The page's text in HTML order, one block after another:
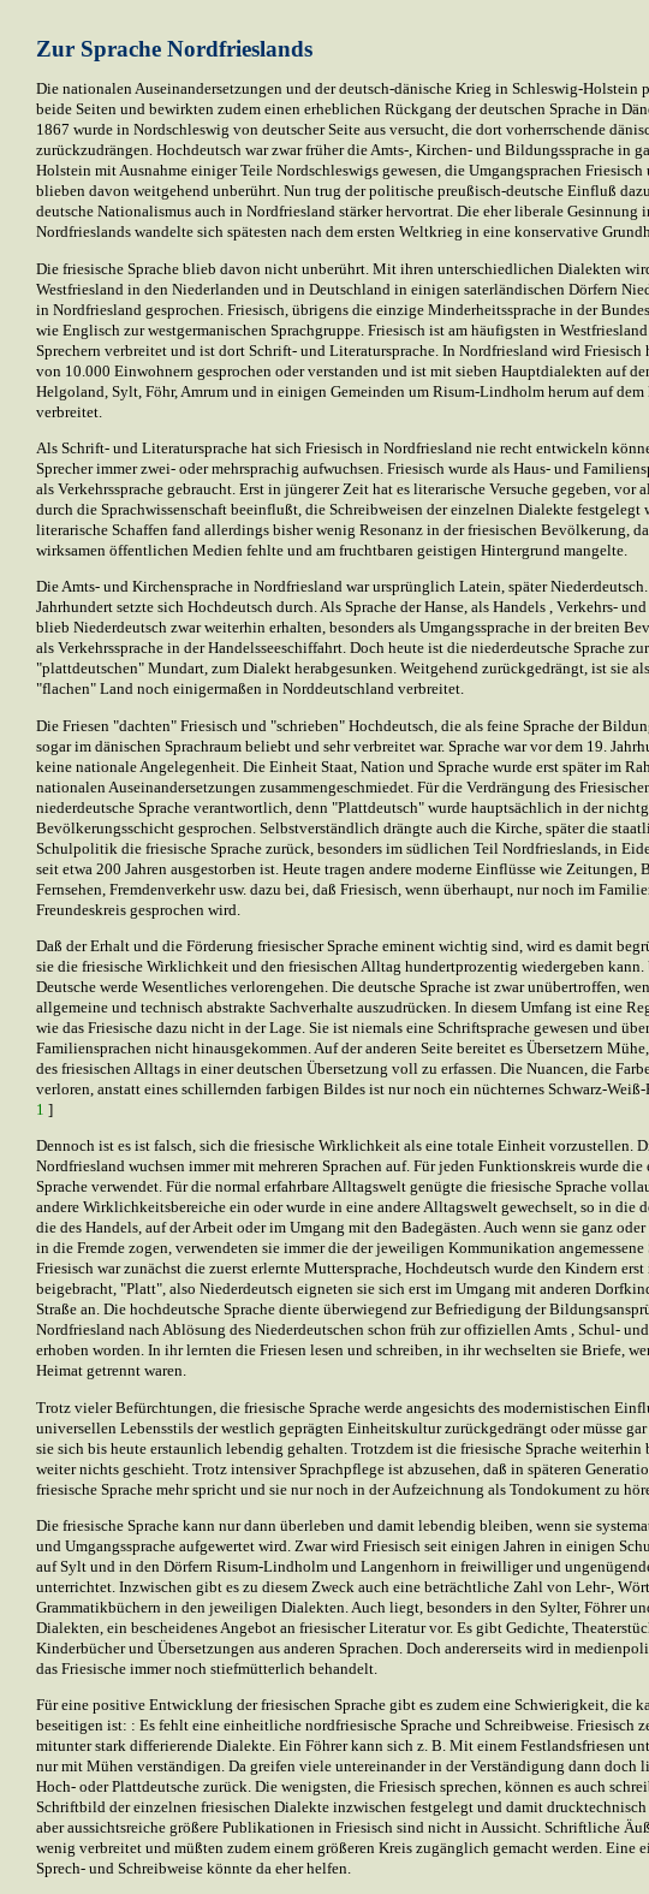
Zur Sprache Nordfrieslands
Die nationalen Auseinandersetzungen und der deutsch-dänische Krieg in Schleswig-Holstein
beide Seiten und bewirkten zudem einen erheblichen Rückgang der deutschen Sprache in
1867 wurde in Nordschleswig von deutscher Seite aus versucht, die dort vorherrschende
zurückzudrängen. Hochdeutsch war zwar früher die Amts-, Kirchen- und Bildungssprache in
Holstein mit Ausnahme einiger Teile Nordschleswigs gewesen, die Umgangsprachen Friesisch
blieben davon weitgehend unberührt. Nun trug der politische preußisch-deutsche Einfluß
deutsche Nationalismus auch in Nordfriesland stärker hervortrat. Die eher liberale Gesinnung
Nordfrieslands wandelte sich spätesten nach dem ersten Weltkrieg in eine konservative
Die friesische Sprache blieb davon nicht unberührt. Mit ihren unterschiedlichen Dialekten
Westfriesland in den Niederlanden und in Deutschland in einigen saterländischen Dörfern
in Nordfriesland gesprochen. Friesisch, übrigens die einzige Minderheitssprache in der
wie Englisch zur westgermanischen Sprachgruppe. Friesisch ist am häufigsten in
Sprechern verbreitet und ist dort Schrift- und Literatursprache. In Nordfriesland wird Friesisch
von 10.000 Einwohnern gesprochen oder verstanden und ist mit sieben Hauptdialekten auf
Helgoland, Sylt, Föhr, Amrum und in einigen Gemeinden um Risum-Lindholm herum auf dem
verbreitet.
Als Schrift- und Literatursprache hat sich Friesisch in Nordfriesland nie recht entwickeln
Sprecher immer zwei- oder mehrsprachig aufwuchsen. Friesisch wurde als Haus- und
als Verkehrssprache gebraucht. Erst in jüngerer Zeit hat es literarische Versuche gegeben, vor
durch die Sprachwissenschaft beeinflußt, die Schreibweisen der einzelnen Dialekte festgelegt
literarische Schaffen fand allerdings bisher wenig Resonanz in der friesischen Bevölkerung, da
wirksamen öffentlichen Medien fehlte und am fruchtbaren geistigen Hintergrund mangelte.
Die Amts- und Kirchensprache in Nordfriesland war ursprünglich Latein, später
Jahrhundert setzte sich Hochdeutsch durch. Als Sprache der Hanse, als Handels , Verkehrs-
blieb Niederdeutsch zwar weiterhin erhalten, besonders als Umgangssprache in der breiten
als Verkehrssprache in der Handelsseeschiffahrt. Doch heute ist die niederdeutsche Sprache zur
"plattdeutschen" Mundart, zum Dialekt herabgesunken. Weitgehend zurückgedrängt, ist sie
"flachen" Land noch einigermaßen in Norddeutschland verbreitet.
Die Friesen "dachten" Friesisch und "schrieben" Hochdeutsch, die als feine Sprache der
sogar im dänischen Sprachraum beliebt und sehr verbreitet war. Sprache war vor dem 19.
keine nationale Angelegenheit. Die Einheit Staat, Nation und Sprache wurde erst später im
nationalen Auseinandersetzungen zusammengeschmiedet. Für die Verdrängung des
niederdeutsche Sprache verantwortlich, denn "Plattdeutsch" wurde hauptsächlich in der
Bevölkerungsschicht gesprochen. Selbstverständlich drängte auch die Kirche, später die
Schulpolitik die friesische Sprache zurück, besonders im südlichen Teil Nordfrieslands, in
seit etwa 200 Jahren ausgestorben ist. Heute tragen andere moderne Einflüsse wie Zeitungen,
Fernsehen, Fremdenverkehr usw. dazu bei, daß Friesisch, wenn überhaupt, nur noch im
Freundeskreis gesprochen wird.
Daß der Erhalt und die Förderung friesischer Sprache eminent wichtig sind, wird es damit
sie die friesische Wirklichkeit und den friesischen Alltag hundertprozentig wiedergeben kann.
Deutsche werde Wesentliches verlorengehen. Die deutsche Sprache ist zwar unübertroffen,
allgemeine und technisch abstrakte Sachverhalte auszudrücken. In diesem Umfang ist eine
wie das Friesische dazu nicht in der Lage. Sie ist niemals eine Schriftsprache gewesen und
Familiensprachen nicht hinausgekommen. Auf der anderen Seite bereitet es Übersetzern
des friesischen Alltags in einer deutschen Übersetzung voll zu erfassen. Die Nuancen, die
verloren, anstatt eines schillernden farbigen Bildes ist nur noch ein nüchternes Schwarz-Weiß-
1 ]
Dennoch ist es ist falsch, sich die friesische Wirklichkeit als eine totale Einheit vorzustellen.
Nordfriesland wuchsen immer mit mehreren Sprachen auf. Für jeden Funktionskreis wurde die
Sprache verwendet. Für die normal erfahrbare Alltagswelt genügte die friesische Sprache
andere Wirklichkeitsbereiche ein oder wurde in eine andere Alltagswelt gewechselt, so in die
die des Handels, auf der Arbeit oder im Umgang mit den Badegästen. Auch wenn sie ganz
in die Fremde zogen, verwendeten sie immer die der jeweiligen Kommunikation angemessene
Friesisch war zunächst die zuerst erlernte Muttersprache, Hochdeutsch wurde den Kindern
beigebracht, "Platt", also Niederdeutsch eigneten sie sich erst im Umgang mit anderen
Straße an. Die hochdeutsche Sprache diente überwiegend zur Befriedigung der
Nordfriesland nach Ablösung des Niederdeutschen schon früh zur offiziellen Amts , Schul-
erhoben worden. In ihr lernten die Friesen lesen und schreiben, in ihr wechselten sie Briefe,
Heimat getrennt waren.
Trotz vieler Befürchtungen, die friesische Sprache werde angesichts des modernistischen
universellen Lebensstils der westlich geprägten Einheitskultur zurückgedrängt oder müsse gar
sie sich bis heute erstaunlich lebendig gehalten. Trotzdem ist die friesische Sprache weiterhin
weiter nichts geschieht. Trotz intensiver Sprachpflege ist abzusehen, daß in späteren
friesische Sprache mehr spricht und sie nur noch in der Aufzeichnung als Tondokument zu
Die friesische Sprache kann nur dann überleben und damit lebendig bleiben, wenn sie
und Umgangssprache aufgewertet wird. Zwar wird Friesisch seit einigen Jahren in einigen
auf Sylt und in den Dörfern Risum-Lindholm und Langenhorn in freiwilliger und
unterrichtet. Inzwischen gibt es zu diesem Zweck auch eine beträchtliche Zahl von Lehr-,
Grammatikbüchern in den jeweiligen Dialekten. Auch liegt, besonders in den Sylter, Föhrer
Dialekten, ein bescheidenes Angebot an friesischer Literatur vor. Es gibt Gedichte,
Kinderbücher und Übersetzungen aus anderen Sprachen. Doch andererseits wird in
das Friesische immer noch stiefmütterlich behandelt.
Für eine positive Entwicklung der friesischen Sprache gibt es zudem eine Schwierigkeit, die
beseitigen ist: : Es fehlt eine einheitliche nordfriesische Sprache und Schreibweise. Friesisch
mitunter stark differierende Dialekte. Ein Föhrer kann sich z. B. Mit einem Festlandsfriesen
nur mit Mühen verständigen. Da greifen viele untereinander in der Verständigung dann doch
Hoch- oder Plattdeutsche zurück. Die wenigsten, die Friesisch sprechen, können es auch
Schriftbild der einzelnen friesischen Dialekte inzwischen festgelegt und damit
aber aussichtsreiche größere Publikationen in Friesisch sind nicht in Aussicht. Schriftliche
wenig verbreitet und müßten zudem einem größeren Kreis zugänglich gemacht werden. Eine
Sprech- und Schreibweise könnte da eher helfen.